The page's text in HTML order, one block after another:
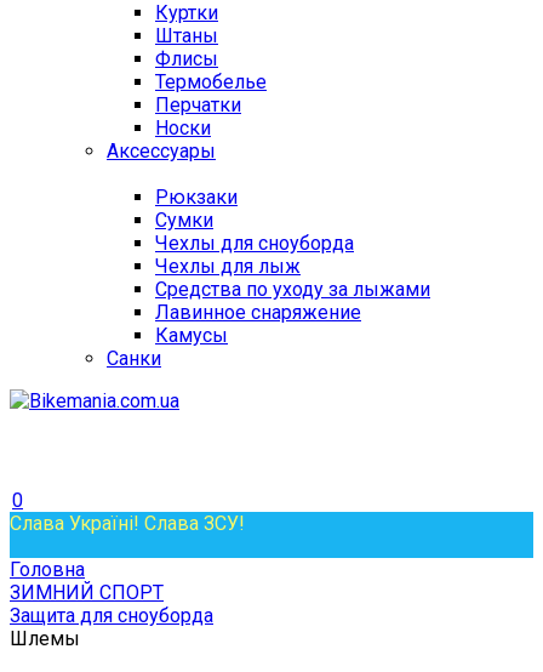
Куртки
Штаны
Флисы
Термобелье
Перчатки
Носки
Аксессуары
Рюкзаки
Сумки
Чехлы для сноуборда
Чехлы для лыж
Средства по уходу за лыжами
Лавинное снаряжение
Камусы
Санки
0
Слава Україні! Слава ЗСУ!
Головна
ЗИМНИЙ СПОРТ
Защита для сноуборда
Шлемы